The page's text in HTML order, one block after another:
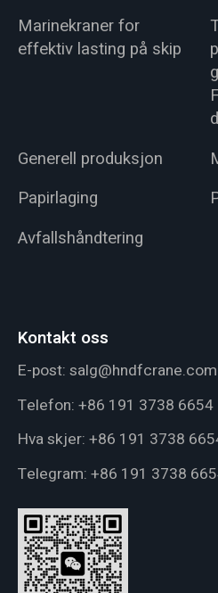
Marinekraner for
effektiv lasting på skip
Generell produksjon
Papirlaging
Avfallshåndtering
Kontakt oss
E-post: salg@hndfcrane.com
Telefon: +86 191 3738 6654
Hva skjer: +86 191 3738
Telegram: +86 191 3738